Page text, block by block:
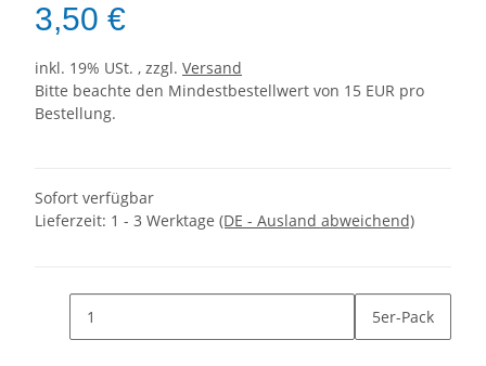
3,50 €
inkl. 19% USt. , zzgl. Versand
Bitte beachte den Mindestbestellwert von 15 EUR pro
Bestellung.
Sofort verfügbar
Lieferzeit: 1 - 3 Werktage (DE - Ausland abweichend)
5er-Pack